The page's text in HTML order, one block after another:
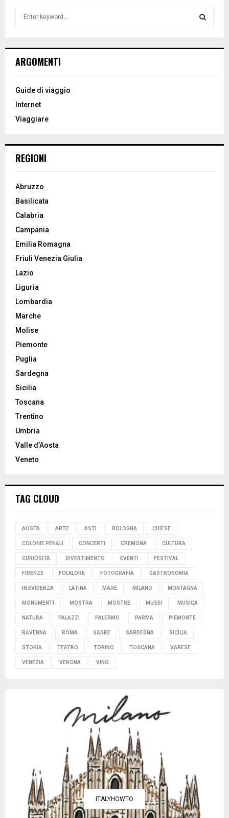
h
o
:
ARGOMENTI
Guide di viaggio
Internet
Viaggiare
REGIONI
Abruzzo
Basilicata
Calabria
Campania
Emilia Romagna
Friuli Venezia Giulia
Lazio
Liguria
Lombardia
Marche
Molise
Piemonte
Puglia
Sardegna
Sicilia
Toscana
Trentino
Umbria
Valle d’Aosta
Veneto
TAG CLOUD
AOSTA ARTE ASTI BOLOGNA CHIESE
COLONIE PENALI CONCERTI CREMONA CULTURA
CURIOSITÀ DIVERTIMENTO EVENTI FESTIVAL
FIRENZE FOLKLORE FOTOGRAFIA GASTRONOMIA
IN EVIDENZA LATINA MARE MILANO MONTAGNA
MONUMENTI MOSTRA MOSTRE MUSEI MUSICA
NATURA PALAZZI PALERMO PARMA PIEMONTE
RAVENNA ROMA SAGRE SARDEGNA SICILIA
STORIA TEATRO TORINO TOSCANA VARESE
VENEZIA VERONA VINO
ITALYHOWTO